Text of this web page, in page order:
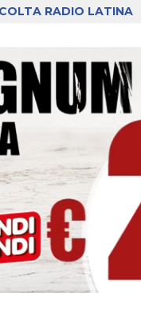
RADIO LATINA